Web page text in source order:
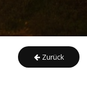
Zurück